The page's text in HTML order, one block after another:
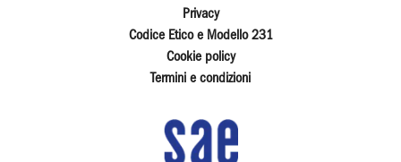
Privacy
Codice Etico e Modello 231
Cookie policy
Termini e condizioni